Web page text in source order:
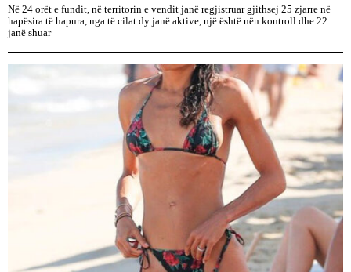
Në 24 orët e fundit, në territorin e vendit janë regjistruar gjithsej 25 zjarre në
hapësira të hapura, nga të cilat dy janë aktive, një është nën kontroll dhe 22
janë shuar